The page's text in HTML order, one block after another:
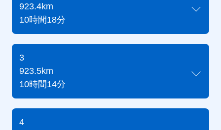
923.4km
10時間18分
3
923.5km
10時間14分
4